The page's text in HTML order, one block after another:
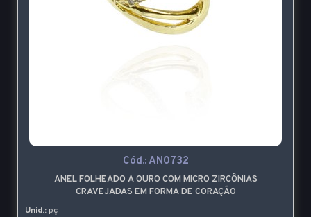
Cód.:AN0732
ANEL FOLHEADO A OURO COM MICRO ZIRCÔNIAS
CRAVEJADAS EM FORMA DE CORAÇÃO
Unid.: pç